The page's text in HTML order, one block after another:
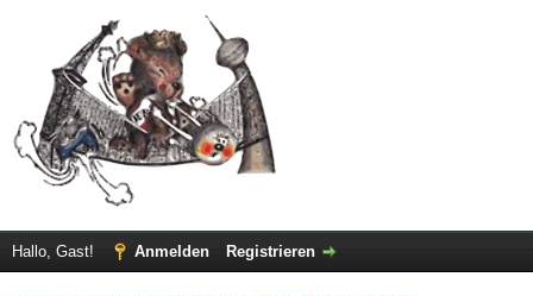
Hallo, Gast! Anmelden Registrieren